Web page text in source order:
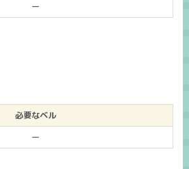
ー
必要なベル
ー